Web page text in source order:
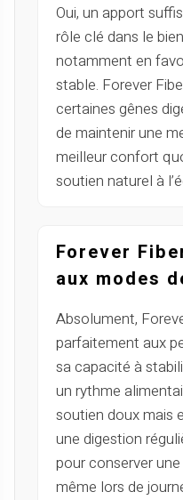
Oui, un apport
rôle clé dans le
notamment en
stable. Forever
certaines gênes
de maintenir une
meilleur confort
soutien naturel à
Forever
aux modes
Absolument,
parfaitement aux
sa capacité à
un rythme
soutien doux mais
une digestion
pour conserver
même lors de